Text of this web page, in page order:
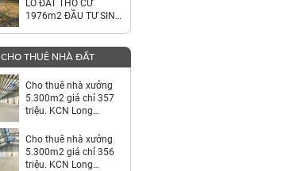
LÔ ĐẤT THỔ CƯ
1976m2 ĐẦU TƯ SINH
CHO THUÊ NHÀ ĐẤT
Cho thuê nhà xưởng
5.300m2 giá chỉ 357
triệu. KCN Long
Cho thuê nhà xưởng
5.300m2 giá chỉ 356
triệu. KCN Long